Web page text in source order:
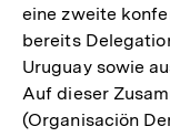
eine zweite
bereits
Uruguay sowie
Auf dieser
(Organisaciön